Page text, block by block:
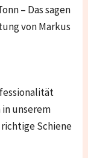
– Das sagen
von Markus
unserem
Schiene